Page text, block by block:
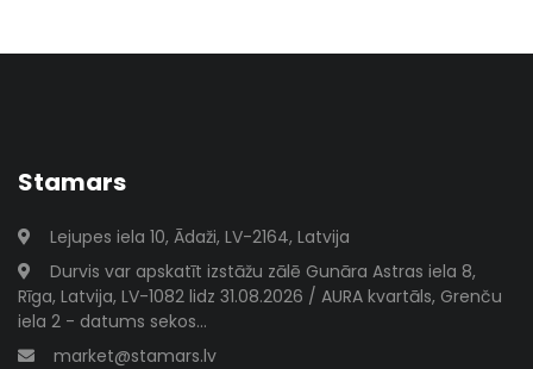
Stamars
Lejupes iela 10, Ādaži, LV-2164, Latvija
Durvis var apskatīt izstāžu zālē Gunāra Astras iela 8,
Rīga, Latvija, LV-1082 lidz 31.08.2026 / AURA kvartāls, Grenču
iela 2 - datums sekos...
market@stamars.lv